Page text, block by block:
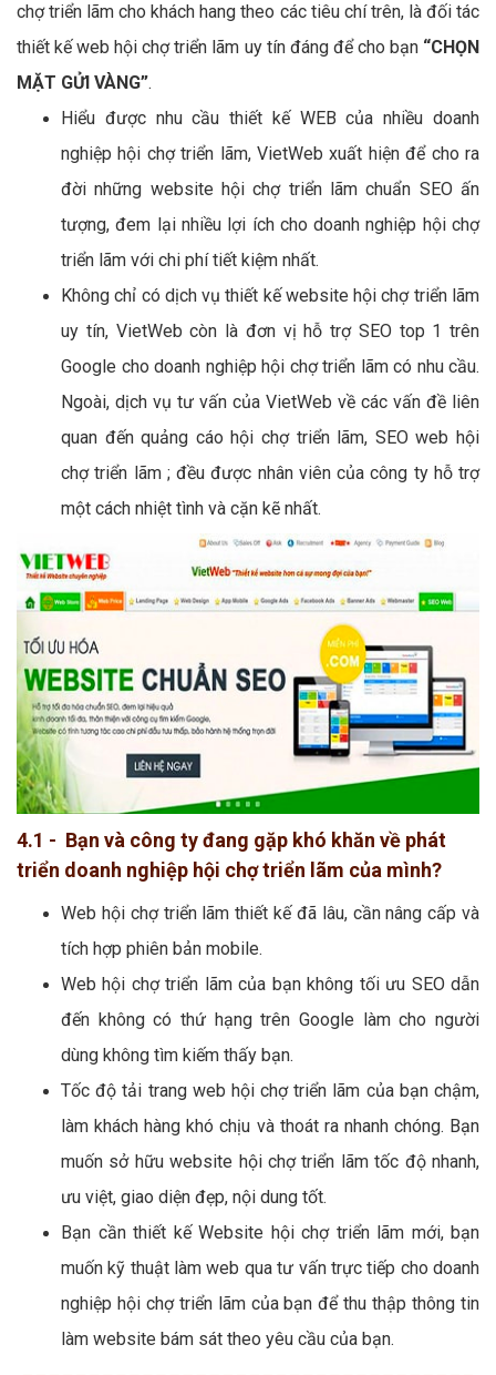
chợ triển lãm cho khách hang theo các tiêu chí trên, là đối tác
thiết kế web hội chợ triển lãm uy tín đáng để cho bạn “CHỌN
MẶT GỬI VÀNG”.
Hiểu được nhu cầu thiết kế WEB của nhiều doanh
nghiệp hội chợ triển lãm, VietWeb xuất hiện để cho ra
đời những website hội chợ triển lãm chuẩn SEO ấn
tượng, đem lại nhiều lợi ích cho doanh nghiệp hội chợ
triển lãm với chi phí tiết kiệm nhất.
Không chỉ có dịch vụ thiết kế website hội chợ triển lãm
uy tín, VietWeb còn là đơn vị hỗ trợ SEO top 1 trên
Google cho doanh nghiệp hội chợ triển lãm có nhu cầu.
Ngoài, dịch vụ tư vấn của VietWeb về các vấn đề liên
quan đến quảng cáo hội chợ triển lãm, SEO web hội
chợ triển lãm ; đều được nhân viên của công ty hỗ trợ
một cách nhiệt tình và cặn kẽ nhất.
4.1 - Bạn và công ty đang gặp khó khăn về phát
triển doanh nghiệp hội chợ triển lãm của mình?
Web hội chợ triển lãm thiết kế đã lâu, cần nâng cấp và
tích hợp phiên bản mobile.
Web hội chợ triển lãm của bạn không tối ưu SEO dẫn
đến không có thứ hạng trên Google làm cho người
dùng không tìm kiếm thấy bạn.
Tốc độ tải trang web hội chợ triển lãm của bạn chậm,
làm khách hàng khó chịu và thoát ra nhanh chóng. Bạn
muốn sở hữu website hội chợ triển lãm tốc độ nhanh,
ưu việt, giao diện đẹp, nội dung tốt.
Bạn cần thiết kế Website hội chợ triển lãm mới, bạn
muốn kỹ thuật làm web qua tư vấn trực tiếp cho doanh
nghiệp hội chợ triển lãm của bạn để thu thập thông tin
làm website bám sát theo yêu cầu của bạn.